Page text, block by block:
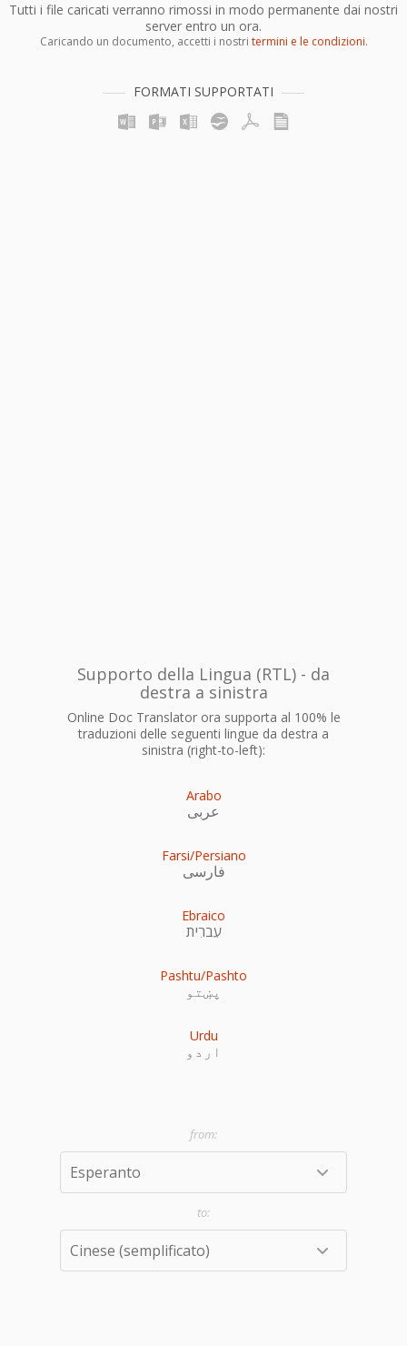
Tutti i file caricati verranno rimossi in modo permanente dai nostri
server entro un ora.
Caricando un documento, accetti i nostri termini e le condizioni.
FORMATI SUPPORTATI
Supporto della Lingua (RTL) - da
destra a sinistra
Online Doc Translator ora supporta al 100% le
traduzioni delle seguenti lingue da destra a
sinistra (right-to-left):
Arabo
عربى
Farsi/Persiano
فارسی
Ebraico
עִברִית
Pashtu/Pashto
پښتو
Urdu
اردو